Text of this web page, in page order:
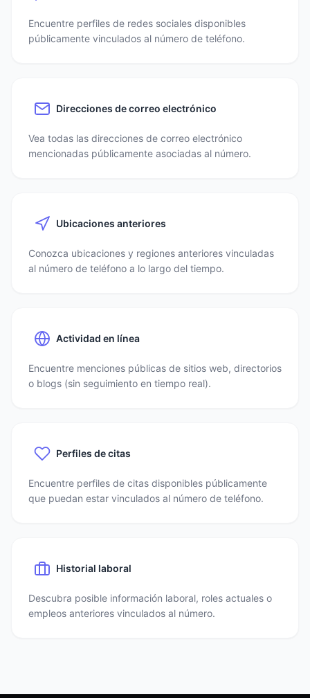
Encuentre perfiles de redes sociales disponibles
públicamente vinculados al número de teléfono.
Direcciones de correo electrónico
Vea todas las direcciones de correo electrónico
mencionadas públicamente asociadas al número.
Ubicaciones anteriores
Conozca ubicaciones y regiones anteriores vinculadas
al número de teléfono a lo largo del tiempo.
Actividad en línea
Encuentre menciones públicas de sitios web, directorios
o blogs (sin seguimiento en tiempo real).
Perfiles de citas
Encuentre perfiles de citas disponibles públicamente
que puedan estar vinculados al número de teléfono.
Historial laboral
Descubra posible información laboral, roles actuales o
empleos anteriores vinculados al número.